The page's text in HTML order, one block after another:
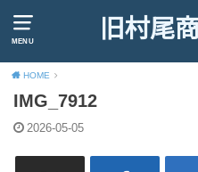
MENU 旧村尾
HOME
IMG_7912
2026-05-05